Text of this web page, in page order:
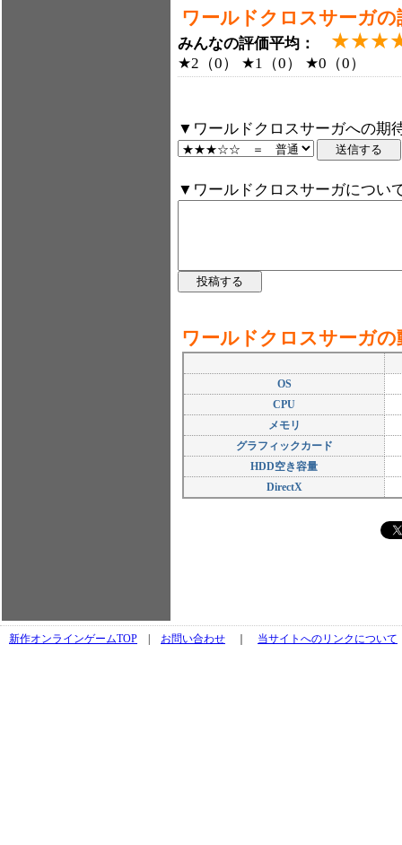
ワールドクロスサーガ
みんなの評価平均：
★2（0） ★1（0） ★0（0）
▼ワールドクロスサーガへの期
▼ワールドクロスサーガについ
ワールドクロスサーガ
OS
CPU
メモリ
グラフィックカード
HDD空き容量
DirectX
新作オンラインゲームTOP お問い合わせ 当サイトへのリンクについて